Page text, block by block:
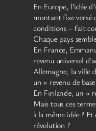
En Europe, l’idée
montant fixe versé
conditions – fait
Chaque pays
En France,
revenu universel
Allemagne, la ville
un « revenu de
En Finlande, un «
Mais tous ces
à la même idée ?
révolution ?